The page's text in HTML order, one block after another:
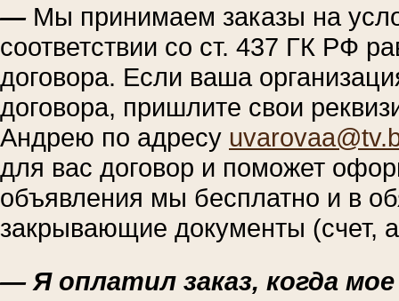
— Мы принимаем заказы на
соответствии со ст. 437 ГК РФ
договора. Если ваша
договора, пришлите свои
Андрею по адресу
для вас договор и поможет
объявления мы бесплатно и в
закрывающие документы (счет,
— Я оплатил заказ, когда